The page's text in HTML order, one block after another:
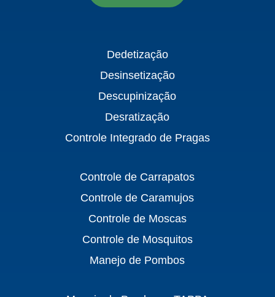
Dedetização
Desinsetização
Descupinização
Desratização
Controle Integrado de Pragas
Controle de Carrapatos
Controle de Caramujos
Controle de Moscas
Controle de Mosquitos
Manejo de Pombos